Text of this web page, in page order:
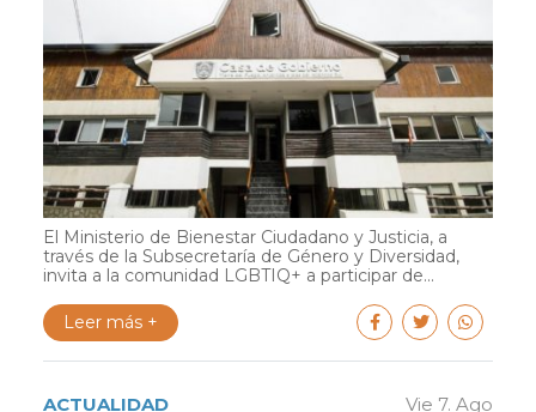
El Ministerio de Bienestar Ciudadano y Justicia, a
través de la Subsecretaría de Género y Diversidad,
invita a la comunidad LGBTIQ+ a participar de...
Leer más +
ACTUALIDAD Vie 7. Ago